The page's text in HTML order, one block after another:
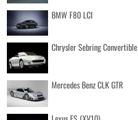
BMW F80 LCI
Chrysler Sebring Convertible
Mercedes Benz CLK GTR